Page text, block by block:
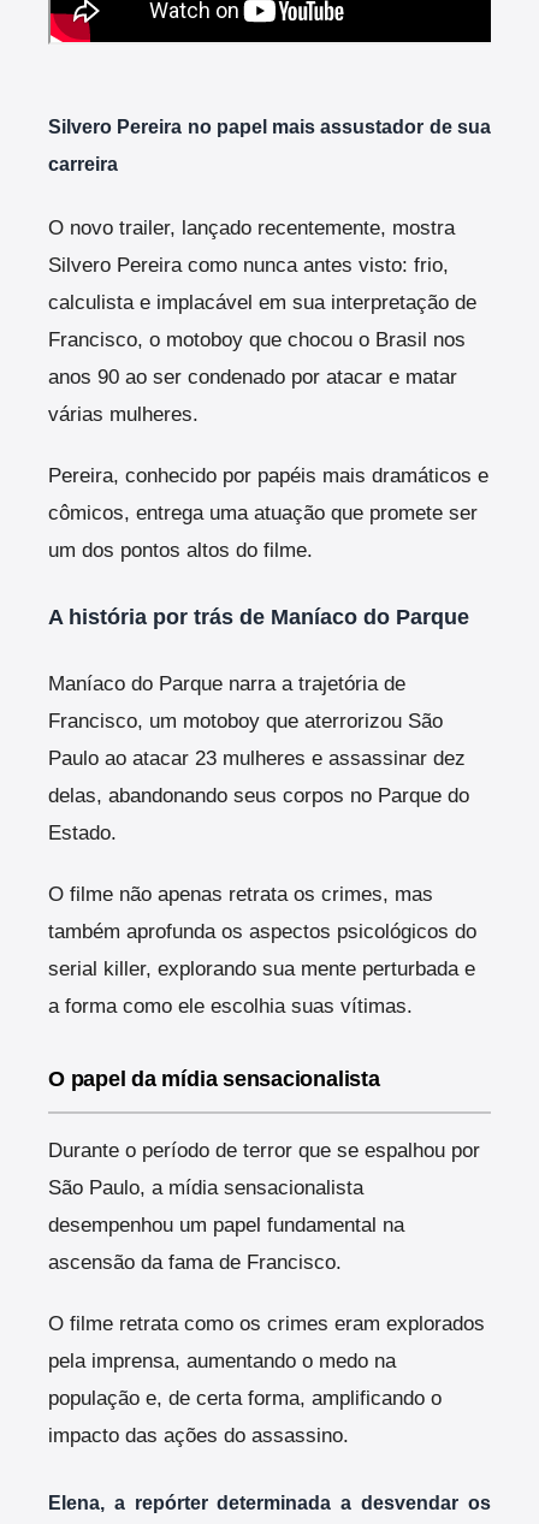
Silvero Pereira no papel mais assustador de sua
carreira
O novo trailer, lançado recentemente, mostra
Silvero Pereira como nunca antes visto: frio,
calculista e implacável em sua interpretação de
Francisco, o motoboy que chocou o Brasil nos
anos 90 ao ser condenado por atacar e matar
várias mulheres.
Pereira, conhecido por papéis mais dramáticos e
cômicos, entrega uma atuação que promete ser
um dos pontos altos do filme.
A história por trás de Maníaco do Parque
Maníaco do Parque narra a trajetória de
Francisco, um motoboy que aterrorizou São
Paulo ao atacar 23 mulheres e assassinar dez
delas, abandonando seus corpos no Parque do
Estado.
O filme não apenas retrata os crimes, mas
também aprofunda os aspectos psicológicos do
serial killer, explorando sua mente perturbada e
a forma como ele escolhia suas vítimas.
O papel da mídia sensacionalista
Durante o período de terror que se espalhou por
São Paulo, a mídia sensacionalista
desempenhou um papel fundamental na
ascensão da fama de Francisco.
O filme retrata como os crimes eram explorados
pela imprensa, aumentando o medo na
população e, de certa forma, amplificando o
impacto das ações do assassino.
Elena, a repórter determinada a desvendar os